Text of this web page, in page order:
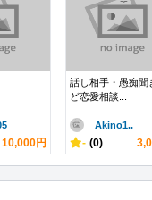
10,000円
話し相手・愚痴聞
ど恋愛相談...
Akino1..
- (0)